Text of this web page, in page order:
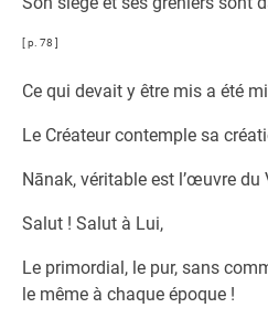
[ p. 78 ]
Ce qui devait y être mis a été
Le Créateur contemple sa
Nānak, véritable est l’œuvre du
Salut ! Salut à Lui,
Le primordial, le pur, sans
le même à chaque époque !